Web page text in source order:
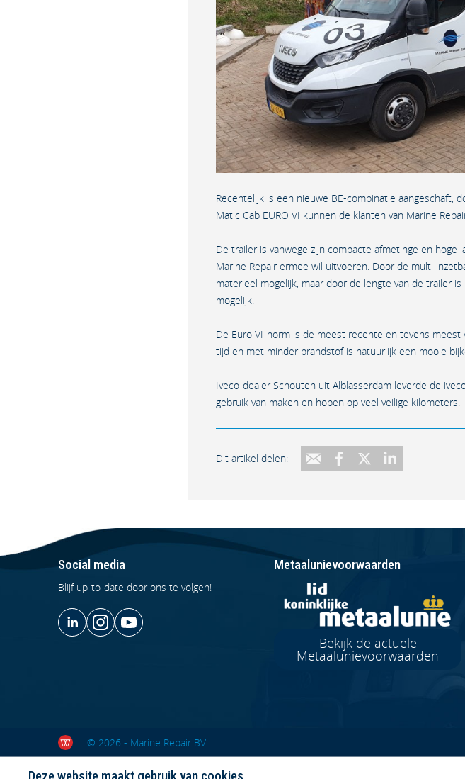
Recentelijk is een nieuwe BE-combinatie aangeschaft,
Matic Cab EURO VI kunnen de klanten van Marine
De trailer is vanwege zijn compacte afmetinge en hoge
Marine Repair ermee wil uitvoeren. Door de multi
materieel mogelijk, maar door de lengte van de trailer
mogelijk.
De Euro VI-norm is de meest recente en tevens
tijd en met minder brandstof is natuurlijk een mooie
Iveco-dealer Schouten uit Alblasserdam leverde de
gebruik van maken en hopen op veel veilige kilometers.
Dit artikel delen:
Social media
Blijf up-to-date door ons te volgen!
Metaalunievoorwaarden
Bekijk de actuele
Metaalunievoorwaarden
© 2026 - Marine Repair BV